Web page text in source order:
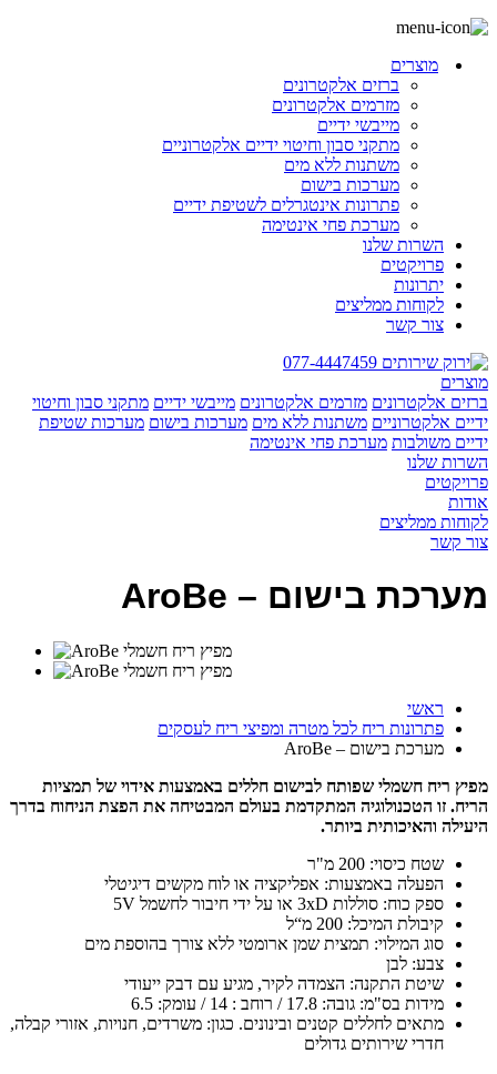
מוצרים
ברזים אלקטרונים
מזרמים אלקטרונים
מייבשי ידיים
מתקני סבון וחיטוי ידיים אלקטרוניים
משתנות ללא מים
מערכות בישום
פתרונות אינטגרלים לשטיפת ידיים
מערכת פחי אינטימה
השרות שלנו
פרויקטים
יתרונות
לקוחות ממליצים
צור קשר
077-4447459
מוצרים
ברזים אלקטרונים מזרמים אלקטרונים מייבשי ידיים מתקני סבון וחיטוי
ידיים אלקטרוניים משתנות ללא מים מערכות בישום מערכות שטיפת
ידיים משולבות מערכת פחי אינטימה
השרות שלנו
פרויקטים
אודות
לקוחות ממליצים
צור קשר
מערכת בישום – AroBe
ראשי
פתרונות ריח לכל מטרה ומפיצי ריח לעסקים
מערכת בישום – AroBe
מפיץ ריח חשמלי שפותח לבישום חללים באמצעות אידוי של תמציות
הריח. זו הטכנולוגיה המתקדמת בעולם המבטיחה את הפצת הניחוח בדרך
היעילה והאיכותית ביותר.
שטח כיסוי: 200 מ"ר
הפעלה באמצעות: אפליקציה או לוח מקשים דיגיטלי
ספק כוח: סוללות 3xD או על ידי חיבור לחשמל 5V
קיבולת המיכל: 200 מ“ל
סוג המילוי: תמצית שמן ארומטי ללא צורך בהוספת מים
צבע: לבן
שיטת התקנה: הצמדה לקיר, מגיע עם דבק ייעודי
מידות בס"מ: גובה: 17.8 / רוחב : 14 / עומק: 6.5
מתאים לחללים קטנים ובינונים. כגון: משרדים, חנויות, אזורי קבלה,
חדרי שירותים גדולים